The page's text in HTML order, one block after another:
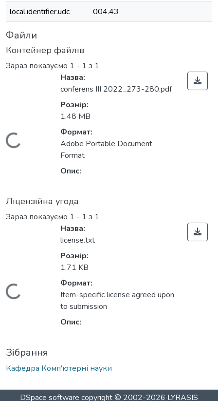
local.identifier.udc
004.43
Файли
Контейнер файлів
Зараз показуємо 1 - 1 з 1
Вантажиться...
Назва:
conferens III 2022_273-280.pdf
Розмір:
1.48 MB
Формат:
Adobe Portable Document
Format
Опис:
Ліцензійна угода
Зараз показуємо 1 - 1 з 1
Вантажиться...
Назва:
license.txt
Розмір:
1.71 KB
Формат:
Item-specific license agreed upon
to submission
Опис:
Зібрання
Кафедра Комп'ютерні науки
DSpace software copyright © 2002-2026 LYRASIS